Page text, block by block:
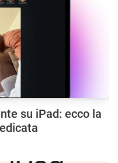
su iPad: ecco la